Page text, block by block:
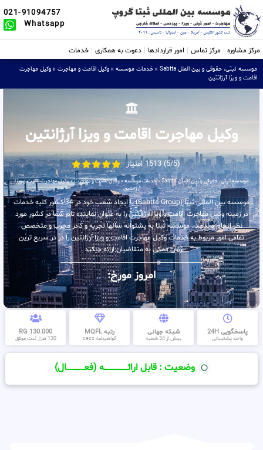
021-91094757
Whatsapp
مرکز مشاوره مرکز تماس امور قراردادها دعوت به همکاری خدمات
موسسه ثبتی، حقوقی و بین الملل Sabtta » خدمات موسسه » وکیل اقامت و مهاجرت » وکیل مهاجرت
اقامت و ویزا آرژانتین
وکیل مهاجرت اقامت و ویزا آرژانتین
(5/5) 1513 امتیاز
موسسه ثبتی، حقوقی و بین الملل Sabtta »خدمات موسسه»وکیل اقامت و مهاجرت»وکیل مهاجرت اقامت و ویزا
آرژانتین
موسسه بین المللی ثبتا (Sabtta Group) با ایجاد شعب خود در 34 کشور کلیه خدمات
در زمینه وکیل مهاجرت اقامت و ویزا آرژانتین را به عنوان نماینده تام شما در کشور مورد
نظر انجام میدهد . موسسه ثبتا به پشتوانه سالها تجربه و کادر مجرب و متخصص
تمامی امور مربوط به خدمات وکیل مهاجرت اقامت و ویزا آرژانتین را در در سریع ترین
زمان ممکن به متقاضیان ارائه میکند .
امروز مورخ:
پاسخگویی 24H
واحد پشتیبانی
شبکه جهانی
بیش از 34 شعبه
رتبه MQFL
گواهینامه cess
130.000 RG
130 هزار ثبت موفق
وضعیت : قابل ارائــــــــــــــــــــه (فعـــــــــــــــال)